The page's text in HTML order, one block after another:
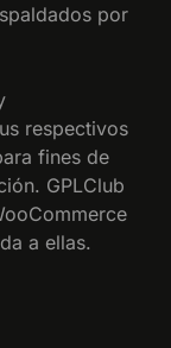
por
respectivos
fines de
GPLClub
a ellas.